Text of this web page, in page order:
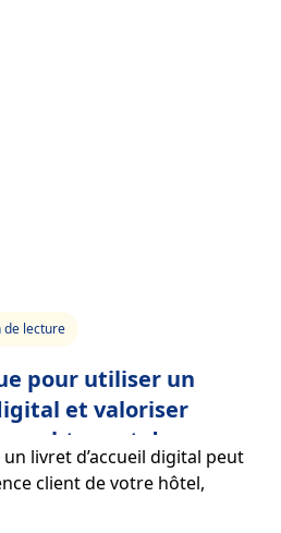
de lecture
pour utiliser un
et valoriser
obtenant des
livret d’accueil digital peut
client de votre hôtel,